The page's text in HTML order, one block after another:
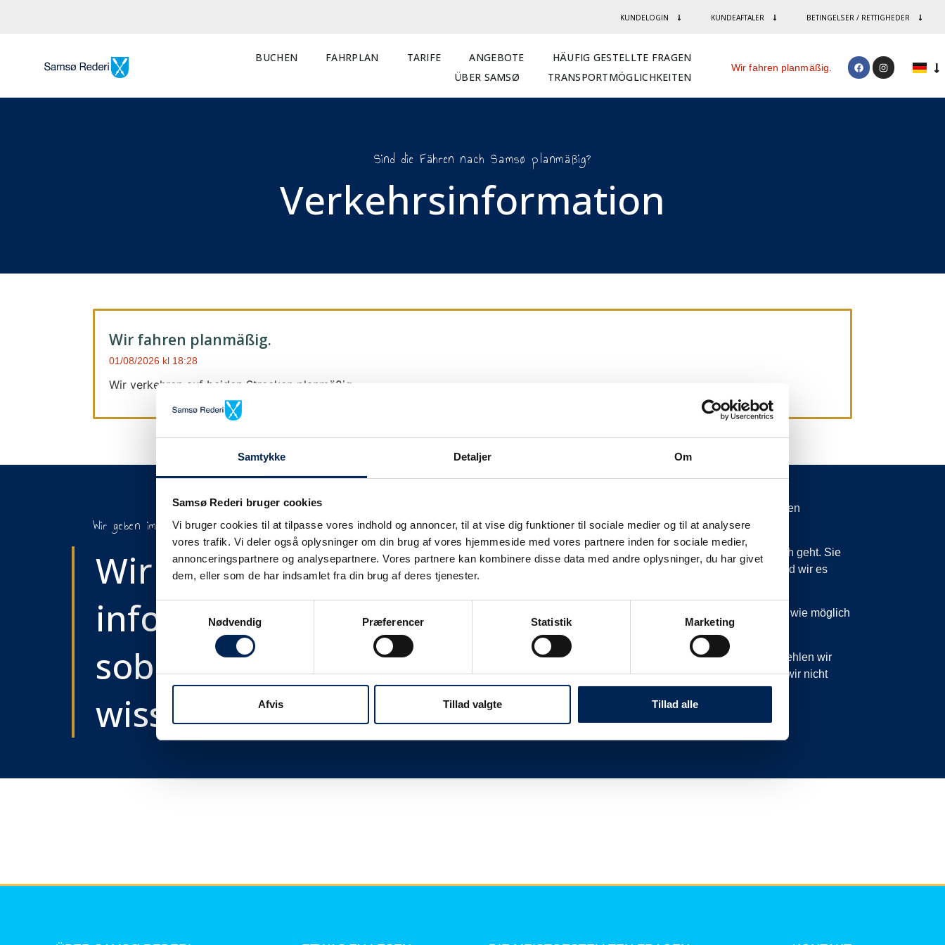
Samtykke Detaljer Om
Samsø Rederi bruger cookies
Vi bruger cookies til at tilpasse vores indhold og annoncer, til at vise dig funktioner til sociale medier og til at analysere
vores trafik. Vi deler også oplysninger om din brug af vores hjemmeside med vores partnere inden for sociale medier,
annonceringspartnere og analysepartnere. Vores partnere kan kombinere disse data med andre oplysninger, du har givet
dem, eller som de har indsamlet fra din brug af deres tjenester.
Nødvendig
Præferencer Statistik Marketing
Afvis Tillad valgte Tillad alle
KUNDELOGIN KUNDEAFTALER BETINGELSER / RETTIGHEDER
BUCHEN FAHRPLAN TARIFE ANGEBOTE
HÄUFIG GESTELLTE FRAGEN
ÜBER SAMSØ
TRANSPORTMÖGLICHKEITEN
Wir fahren planmäßig.
Sind die Fähren nach Samsø planmäßig?
Verkehrsinformation​
Wir fahren planmäßig.
01/08/2026 18:28
Wir verkehren auf beiden Strecken planmäßig.
Wir geben immer Bescheid
Wir werden Sie
informieren,
sobald wir etwas
wissen....
Unsere Verkehrsinformation wir nur bei Verspätungen von mehr als 15 Minuten
upgedatet.
Wir legen großen Wert darauf, unsere Kunden wissen zu lassen, was vor sich geht. Sie
können also sicher sein: Wenn wir sagen, dass wir planmäßig sind, dann sind wir es
Sobald wir wissen, dass wir nicht planmäßig sind, werden wir Sie so schnell wie möglich
informieren.
Wir sind immer sehr beschäftigt, wenn wir nicht planmäßig sind. Daher empfehlen wir
Ihnen, dieser Seite zu folgen und uns nicht anzurufen oder zu schreiben, da wir nicht
mehr zu sagen haben, als Sie hier lesen können.